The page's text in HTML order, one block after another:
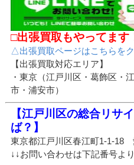
□出張買取もやってます
△出張買取ページはこちらをク
【出張買取対応エリア】
・東京（江戸川区・葛飾区・
市・浦安市）
【江戸川区の総合リサ
ば？】
東京都江戸川区春江町1-1-
↓↓お問い合わせは下記番号よ